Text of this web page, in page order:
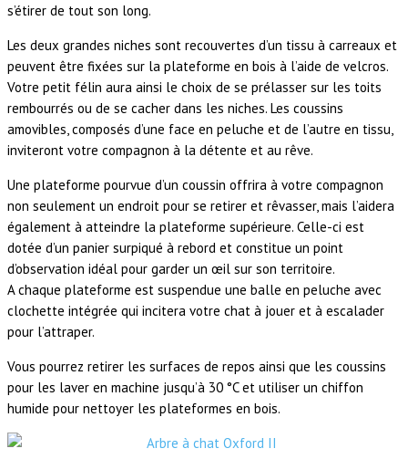
s’étirer de tout son long.
Les deux grandes niches sont recouvertes d’un tissu à carreaux et
peuvent être fixées sur la plateforme en bois à l’aide de velcros.
Votre petit félin aura ainsi le choix de se prélasser sur les toits
rembourrés ou de se cacher dans les niches. Les coussins
amovibles, composés d’une face en peluche et de l’autre en tissu,
inviteront votre compagnon à la détente et au rêve.
Une plateforme pourvue d’un coussin offrira à votre compagnon
non seulement un endroit pour se retirer et rêvasser, mais l’aidera
également à atteindre la plateforme supérieure. Celle-ci est
dotée d’un panier surpiqué à rebord et constitue un point
d’observation idéal pour garder un œil sur son territoire.
A chaque plateforme est suspendue une balle en peluche avec
clochette intégrée qui incitera votre chat à jouer et à escalader
pour l’attraper.
Vous pourrez retirer les surfaces de repos ainsi que les coussins
pour les laver en machine jusqu’à 30 °C et utiliser un chiffon
humide pour nettoyer les plateformes en bois.